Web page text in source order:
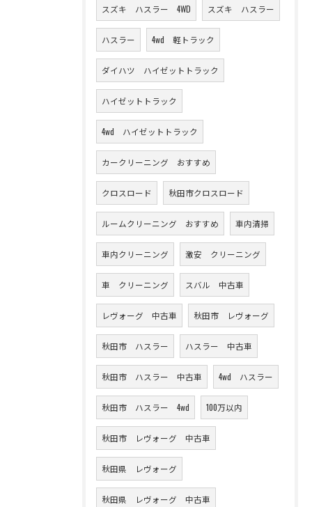
スズキ ハスラー 4WD スズキ ハスラー
ハスラー 4wd 軽トラック
ダイハツ ハイゼットトラック
ハイゼットトラック
4wd ハイゼットトラック
カークリーニング おすすめ
クロスロード 秋田市クロスロード
ルームクリーニング おすすめ 車内清掃
車内クリーニング 激安 クリーニング
車 クリーニング スバル 中古車
レヴォーグ 中古車 秋田市 レヴォーグ
秋田市 ハスラー ハスラー 中古車
秋田市 ハスラー 中古車 4wd ハスラー
秋田市 ハスラー 4wd 100万以内
秋田市 レヴォーグ 中古車
秋田県 レヴォーグ
秋田県 レヴォーグ 中古車